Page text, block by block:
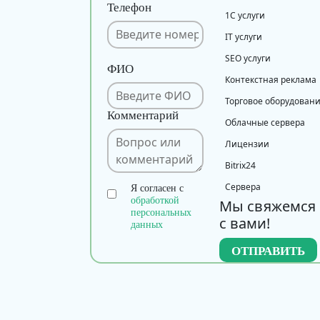
Телефон
ФИО
Комментарий
Я согласен с
обработкой
персональных
данных
1С услуги
IT услуги
SEO услуги
Контекстная реклама
Торговое
Облачные сервера
Лицензии
Bitrix24
Сервера
Мы свяжемся
с вами!